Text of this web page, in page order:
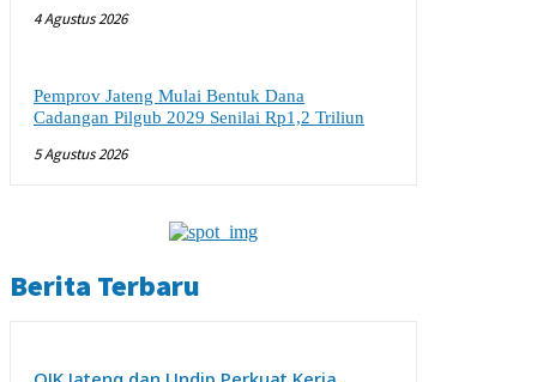
4 Agustus 2026
Pemprov Jateng Mulai Bentuk Dana
Cadangan Pilgub 2029 Senilai Rp1,2 Triliun
5 Agustus 2026
Berita Terbaru